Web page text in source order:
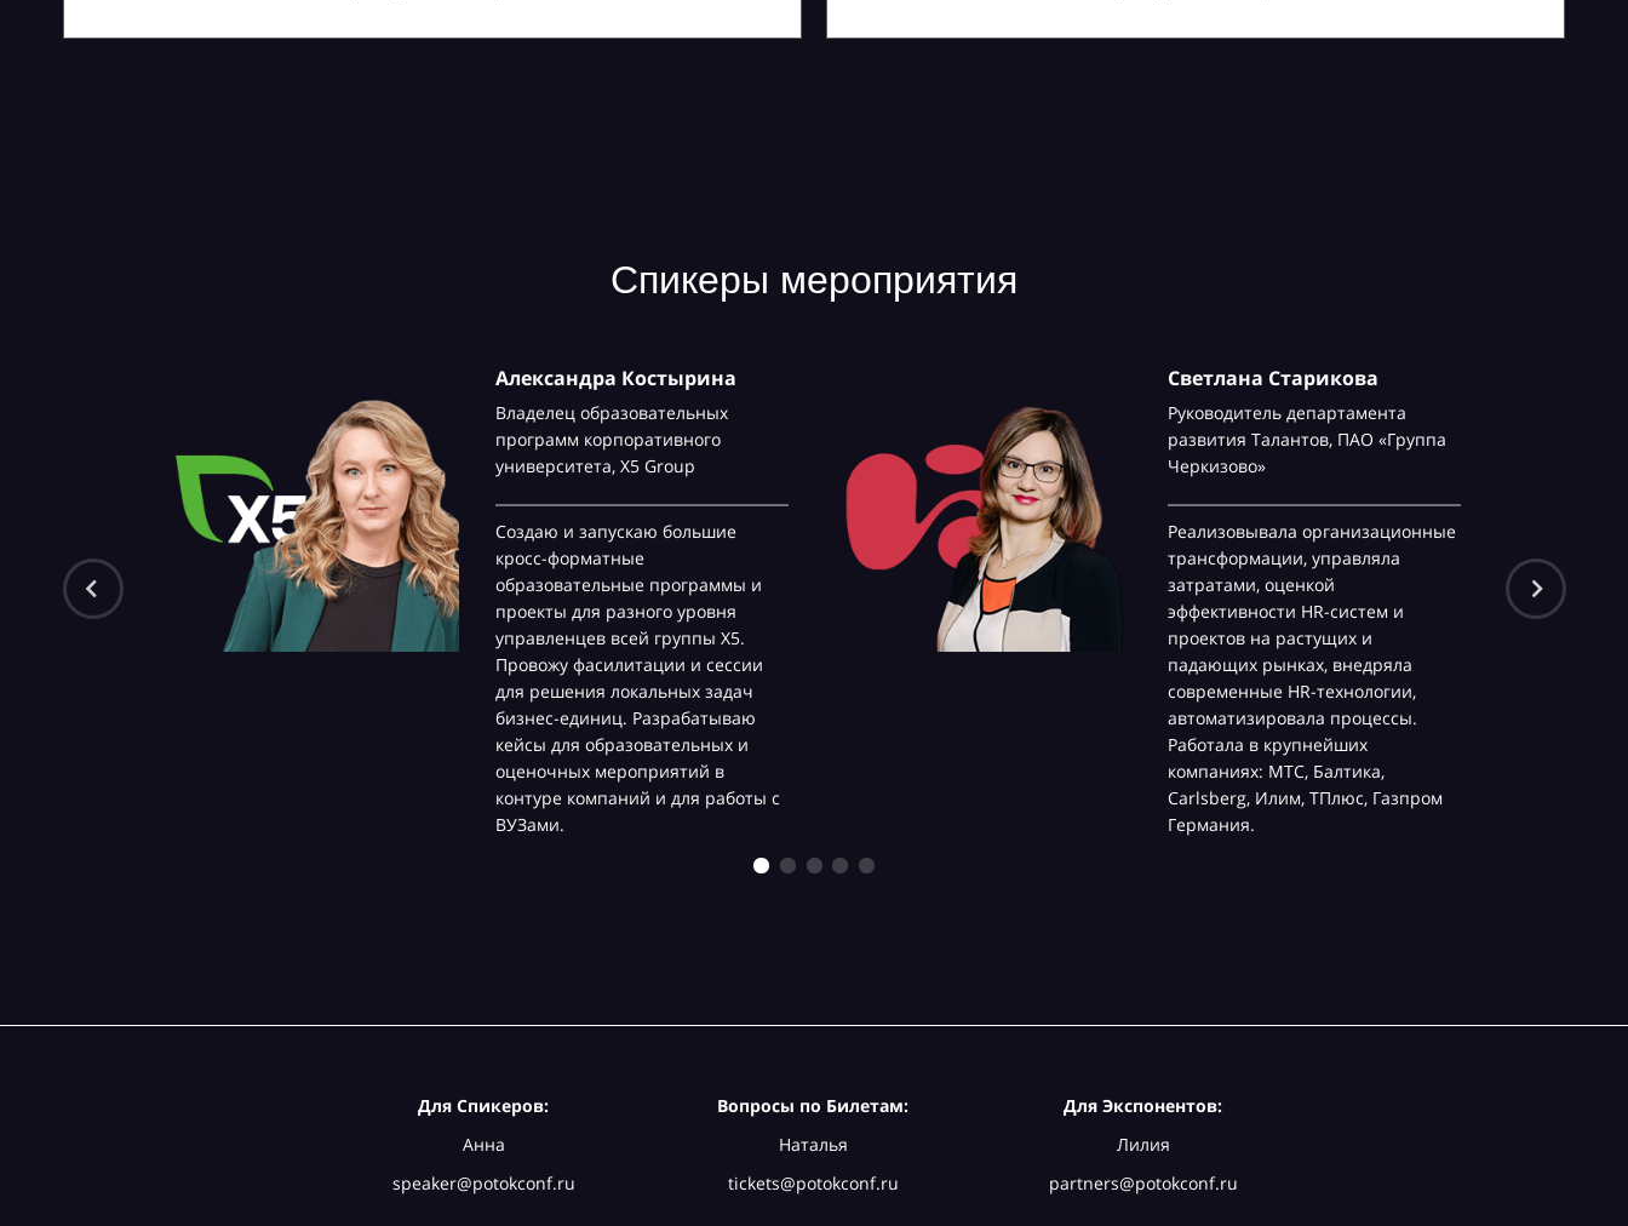
Спикеры мероприятия
Александра Костырина
Владелец образовательных
программ корпоративного
университета, Х5 Group
Создаю и запускаю большие
кросс-форматные
образовательные программы и
проекты для разного уровня
управленцев всей группы Х5.
Провожу фасилитации и сессии
для решения локальных задач
бизнес-единиц. Разрабатываю
кейсы для образовательных и
оценочных мероприятий в
контуре компаний и для работы с
ВУЗами.
Светлана Старикова
Руководитель департамента
развития Талантов, ПАО «Группа
Черкизово»
Реализовывала организационные
трансформации, управляла
затратами, оценкой
эффективности HR-систем и
проектов на растущих и
падающих рынках, внедряла
современные HR-технологии,
автоматизировала процессы.
Работала в крупнейших
компаниях: МТС, Балтика,
Carlsberg, Илим, ТПлюс, Газпром
Германия.
Для Спикеров:
Анна
speaker@potokconf.ru
Вопросы по Билетам:
Наталья
tickets@potokconf.ru
Для Экспонентов:
Лилия
partners@potokconf.ru